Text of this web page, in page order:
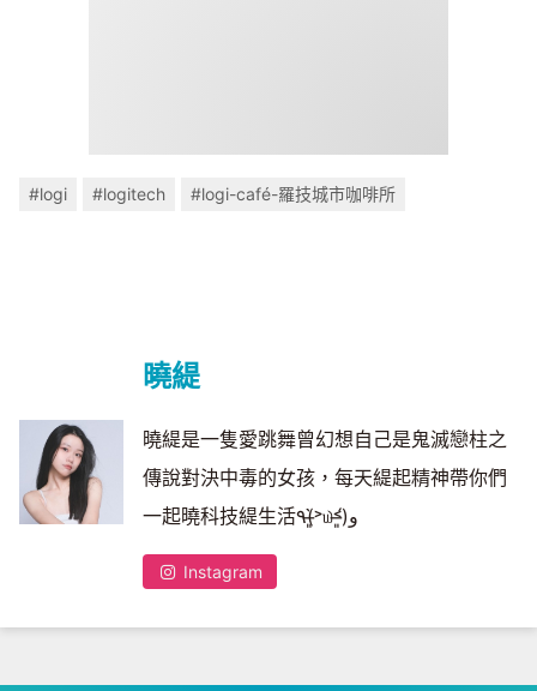
#logi #logitech #logi-café-羅技城市咖啡所
曉緹
曉緹是一隻愛跳舞曾幻想自己是鬼滅戀柱之
傳說對決中毒的女孩，每天緹起精神帶你們
一起曉科技緹生活٩(˃̶͈̀௰˂̶͈́)و
Instagram